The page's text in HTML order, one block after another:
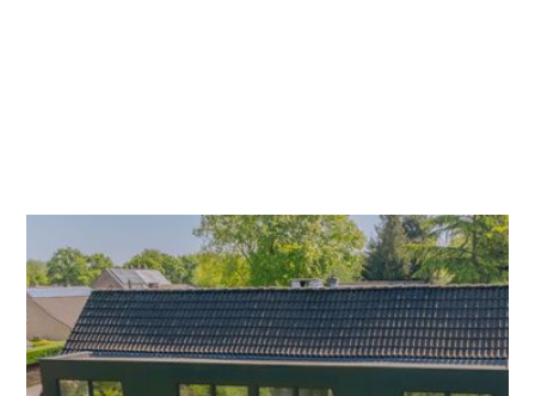
Heb je altijd een vergunning nodig voor een
dakkapel?
Een dakkapel is vaak de snelste manier om